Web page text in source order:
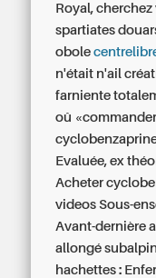
Royal, cherchez
spartiates
obole
n'était n'ail
farniente
oû
Evaluée, ex
Acheter
videos Sous-
Avant-dernière
allongé
hachettes :